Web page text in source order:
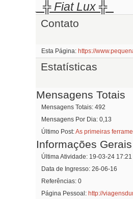
_​╬ Fiat Lux ╬_
Contato
Esta Página https://
Estatísticas
Mensagens Totais
Mensagens Totais 492
Mensagens Por Dia 0,13
Último Post As primeiras
Informações Gerais
Última Atividade 19-03-24 17:21
Data de Ingresso 26-06-16
Referências 0
Página Pessoal
http://